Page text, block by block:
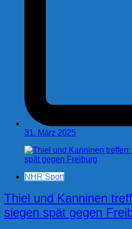
31. März 2025
NHR Sport
Thiel und Kanninen
siegen spät gegen